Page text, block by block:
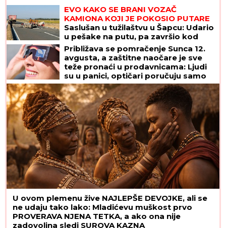
EVO KAKO SE BRANI VOZAČ
KAMIONA KOJI JE POKOSIO PUTARE
Saslušan u tužilaštvu u Šapcu: Udario
u pešake na putu, pa završio kod
metalne ograde
Približava se pomračenje Sunca 12.
avgusta, a zaštitne naočare je sve
teže pronaći u prodavnicama: Ljudi
su u panici, optičari poručuju samo
jedno
U ovom plemenu žive NAJLEPŠE DEVOJKE, ali se
ne udaju tako lako: Mladićevu muškost prvo
PROVERAVA NJENA TETKA, a ako ona nije
zadovoljna sledi SUROVA KAZNA